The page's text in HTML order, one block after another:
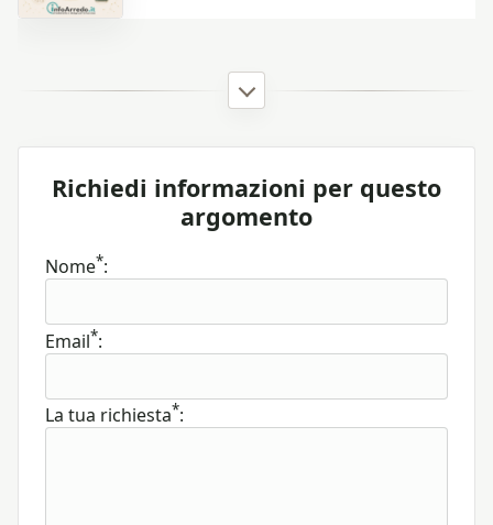
Richiedi informazioni per questo
argomento
Nome*:
Email*:
La tua richiesta*: